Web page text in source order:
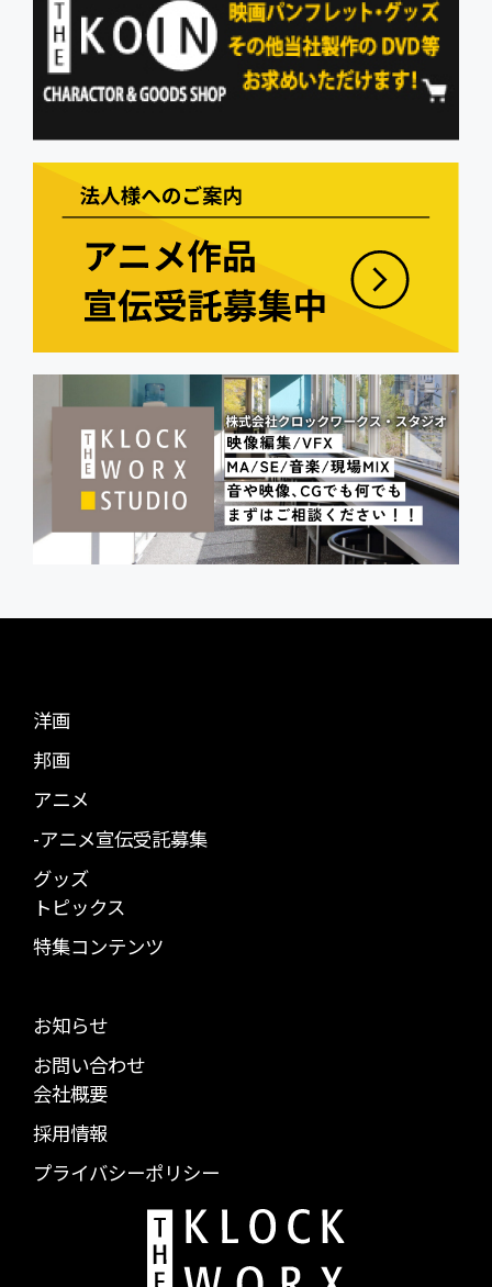
洋画
邦画
アニメ
-アニメ宣伝受託募集
グッズ
トピックス
特集コンテンツ
お知らせ
お問い合わせ
会社概要
採用情報
プライバシーポリシー